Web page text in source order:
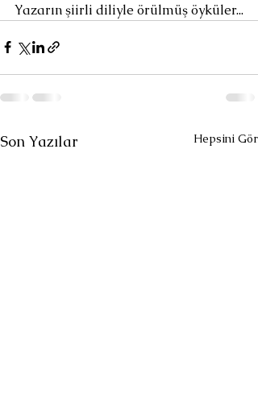
Yazarın şiirli diliyle örülmüş öyküler...
Son Yazılar Hepsini Gör